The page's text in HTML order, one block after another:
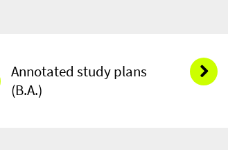
Annotated study plans
(B.A.)